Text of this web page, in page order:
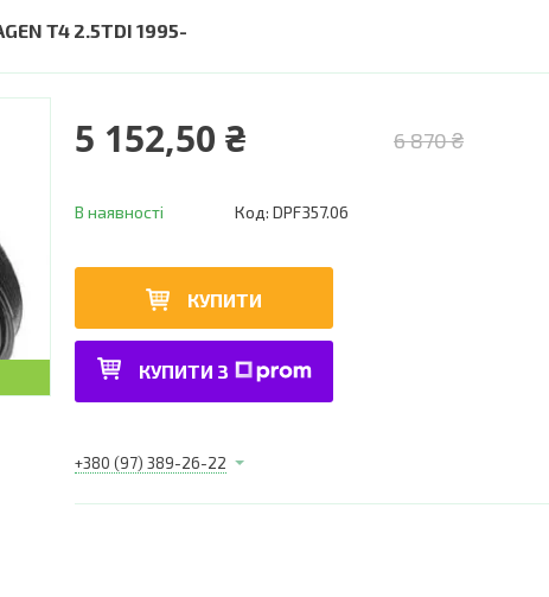
T4 2.5TDI 1995-
6 870 ₴
5 152,50 ₴
В наявності Код: DPF357.06
КУПИТИ
КУПИТИ З
+380 (97) 389-26-22